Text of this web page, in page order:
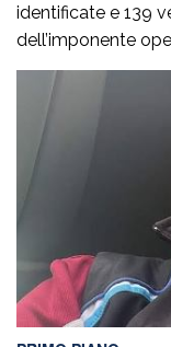
identificate e 139
dell’imponente
condotta il7
nell’ambito di un
disposto per
contrastare ogni
e coordinata che